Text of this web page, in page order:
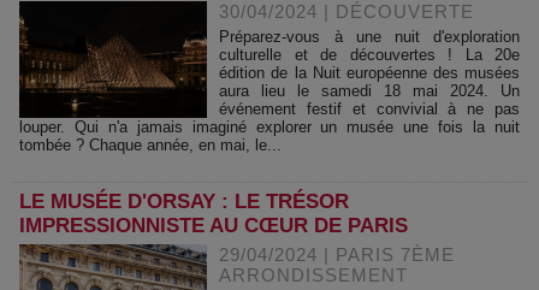
30/04/2024 | DÉCOUVERTE
Préparez-vous à une nuit d'exploration
culturelle et de découvertes ! La 20e
édition de la Nuit européenne des musées
aura lieu le samedi 18 mai 2024. Un
événement festif et convivial à ne pas
louper. Qui n'a jamais imaginé explorer un musée une fois la nuit
tombée ? Chaque année, en mai, le...
LE MUSÉE D'ORSAY : LE TRÉSOR
IMPRESSIONNISTE AU CŒUR DE PARIS
29/04/2024 | PARIS 7ÈME
ARRONDISSEMENT